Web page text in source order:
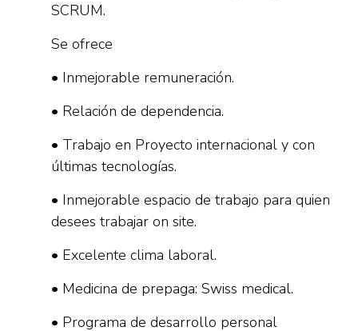
SCRUM.
Se ofrece
• Inmejorable remuneración.
• Relación de dependencia.
• Trabajo en Proyecto internacional y con
últimas tecnologías.
• Inmejorable espacio de trabajo para quien
desees trabajar on site.
• Excelente clima laboral.
• Medicina de prepaga: Swiss medical.
• Programa de desarrollo personal